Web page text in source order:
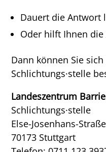
Dauert die Antwort
Oder hilft Ihnen
Dann können Sie
Schlichtungs·stelle
Landeszentrum
Schlichtungs·stelle
Else-Josenhans-
70173 Stuttgart